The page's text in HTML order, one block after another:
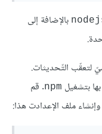
بالإضافة إلى
لتعقّب التّحديثات.
بتشغيل npm. قم
وإنشاء ملف الإعدادت هذا: